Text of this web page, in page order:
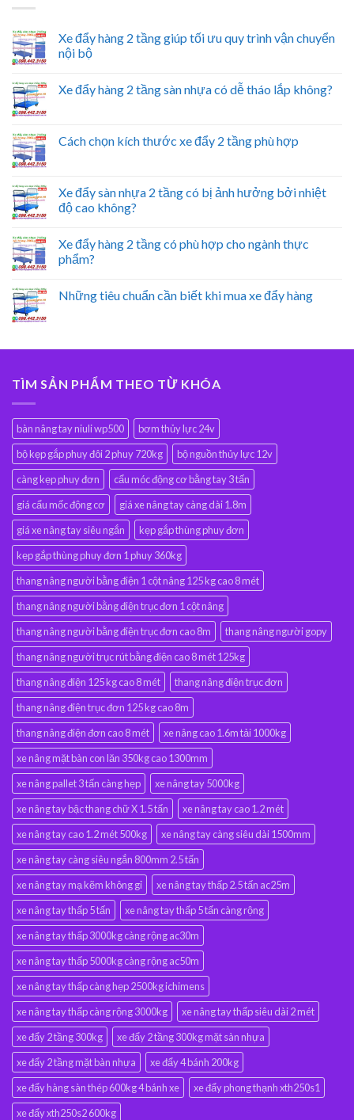
Xe đẩy hàng 2 tầng giúp tối ưu quy trình vận chuyển
nội bộ
Xe đẩy hàng 2 tầng sàn nhựa có dễ tháo lắp không?
Cách chọn kích thước xe đẩy 2 tầng phù hợp
Xe đẩy sàn nhựa 2 tầng có bị ảnh hưởng bởi nhiệt
độ cao không?
Xe đẩy hàng 2 tầng có phù hợp cho ngành thực
phẩm?
Những tiêu chuẩn cần biết khi mua xe đẩy hàng
TÌM SẢN PHẨM THEO TỪ KHÓA
bàn nâng tay niuli wp500
bơm thủy lực 24v
bộ kẹp gắp phuy đôi 2 phuy 720kg
bộ nguồn thủy lực 12v
càng kẹp phuy đơn
cẩu móc động cơ bằng tay 3 tấn
giá cẩu mốc động cơ
giá xe nâng tay càng dài 1.8m
giá xe nâng tay siêu ngắn
kẹp gắp thùng phuy đơn
kẹp gắp thùng phuy đơn 1 phuy 360kg
thang nâng người bằng điện 1 cột nâng 125 kg cao 8 mét
thang nâng người bằng điện trục đơn 1 cột nâng
thang nâng người bằng điện trục đơn cao 8m
thang nâng người gopy
thang nâng người trục rút bằng điện cao 8 mét 125kg
thang nâng điện 125 kg cao 8 mét
thang nâng điện trục đơn
thang nâng điện trục đơn 125 kg cao 8m
thang nâng điện đơn cao 8 mét
xe nâng cao 1.6m tải 1000kg
xe nâng mặt bàn con lăn 350kg cao 1300mm
xe nâng pallet 3 tấn càng hẹp
xe nâng tay 5000kg
xe nâng tay bậc thang chữ X 1.5 tấn
xe nâng tay cao 1.2 mét
xe nâng tay cao 1.2 mét 500kg
xe nâng tay càng siêu dài 1500mm
xe nâng tay càng siêu ngắn 800mm 2.5 tấn
xe nâng tay mạ kẽm không gỉ
xe nâng tay thấp 2.5 tấn ac25m
xe nâng tay thấp 5 tấn
xe nâng tay thấp 5 tấn càng rộng
xe nâng tay thấp 3000kg càng rộng ac30m
xe nâng tay thấp 5000kg càng rộng ac50m
xe nâng tay thấp càng hẹp 2500kg ichimens
xe nâng tay thấp càng rộng 3000kg
xe nâng tay thấp siêu dài 2 mét
xe đẩy 2 tầng 300kg
xe đẩy 2 tầng 300kg mặt sàn nhựa
xe đẩy 2 tầng mặt bàn nhựa
xe đẩy 4 bánh 200kg
xe đẩy hàng sàn thép 600kg 4 bánh xe
xe đẩy phong thạnh xth250s1
xe đẩy xth250s2 600kg